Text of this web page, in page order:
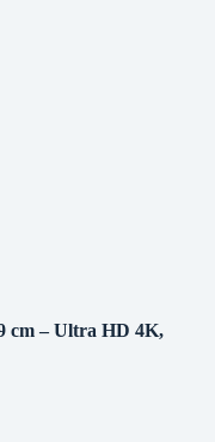
cm – Ultra HD 4K,